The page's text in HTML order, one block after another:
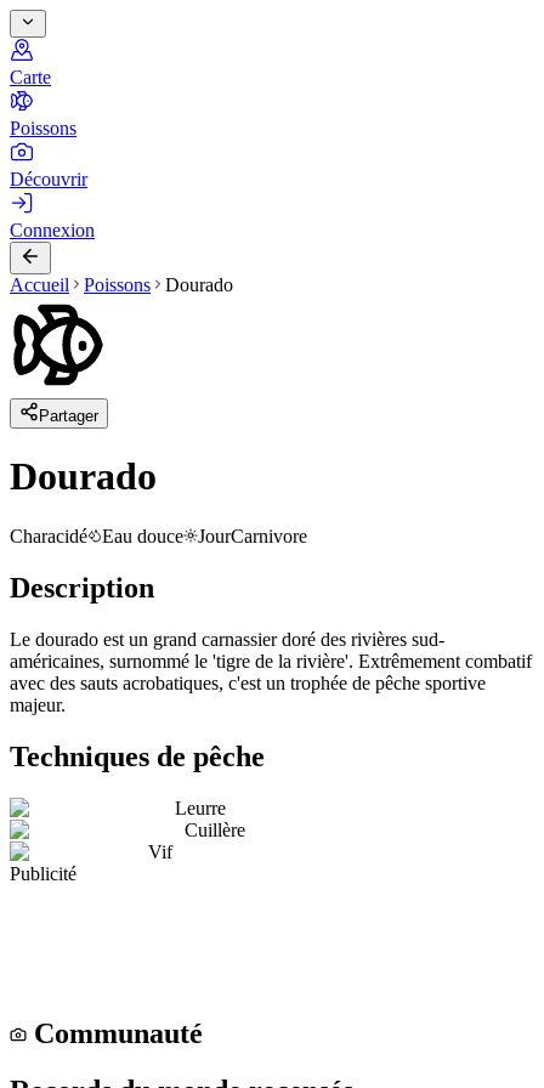
Carte
Poissons
Découvrir
Connexion
Accueil Poissons Dourado
Partager
Dourado
Characidé Eau douce JourCarnivore
Description
Le dourado est un grand carnassier doré des rivières sud-
américaines, surnommé le 'tigre de la rivière'. Extrêmement combatif
avec des sauts acrobatiques, c'est un trophée de pêche sportive
majeur.
Techniques de pêche
Leurre
Cuillère
Vif
Publicité
Communauté